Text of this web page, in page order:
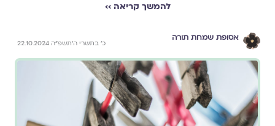
להמשך קריאה ››
אסופת שמחת תורה
כ׳ בתשרי ה׳תשפ״ה 22.10.2024